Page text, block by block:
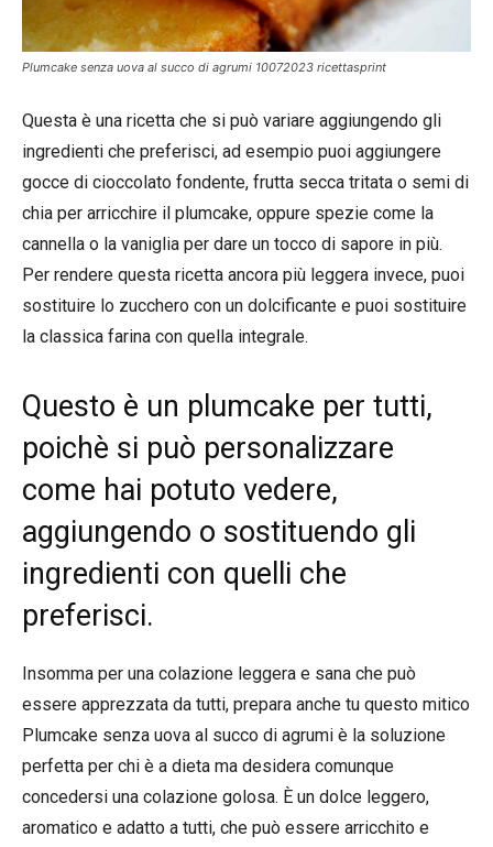
Plumcake senza uova al succo di agrumi 10072023 ricettasprint
Questa è una ricetta che si può variare aggiungendo gli
ingredienti che preferisci, ad esempio puoi aggiungere
gocce di cioccolato fondente, frutta secca tritata o semi di
chia per arricchire il plumcake, oppure spezie come la
cannella o la vaniglia per dare un tocco di sapore in più.
Per rendere questa ricetta ancora più leggera invece, puoi
sostituire lo zucchero con un dolcificante e puoi sostituire
la classica farina con quella integrale.
Questo è un plumcake per tutti,
poichè si può personalizzare
come hai potuto vedere,
aggiungendo o sostituendo gli
ingredienti con quelli che
preferisci.
Insomma per una colazione leggera e sana che può
essere apprezzata da tutti, prepara anche tu questo mitico
Plumcake senza uova al succo di agrumi è la soluzione
perfetta per chi è a dieta ma desidera comunque
concedersi una colazione golosa. È un dolce leggero,
aromatico e adatto a tutti, che può essere arricchito e